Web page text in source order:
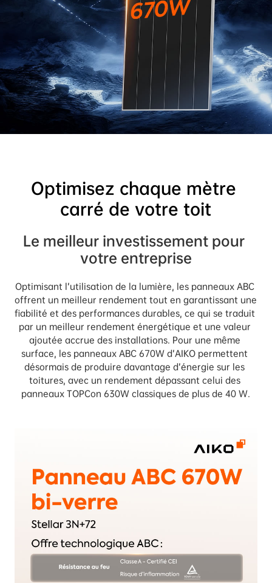
Optimisez chaque mètre
carré de votre toit
Le meilleur investissement pour
votre entreprise
Optimisant l’utilisation de la lumière, les panneaux ABC
offrent un meilleur rendement tout en garantissant une
fiabilité et des performances durables, ce qui se traduit
par un meilleur rendement énergétique et une valeur
ajoutée accrue des installations. Pour une même
surface, les panneaux ABC 670W d’AIKO permettent
désormais de produire davantage d’énergie sur les
toitures, avec un rendement dépassant celui des
panneaux TOPCon 630W classiques de plus de 40 W.